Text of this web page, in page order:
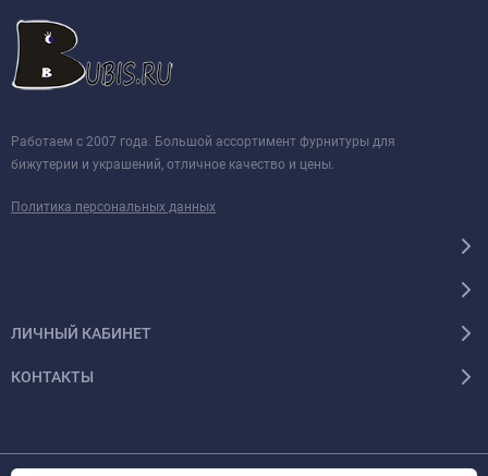
Работаем с 2007 года. Большой ассортимент фурнитуры для
бижутерии и украшений, отличное качество и цены.
Политика персональных данных
ЛИЧНЫЙ КАБИНЕТ
КОНТАКТЫ